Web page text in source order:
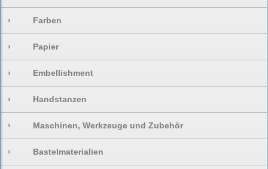
› Farben
› Papier
› Embellishment
› Handstanzen
› Maschinen, Werkzeuge und Zubehör
› Bastelmaterialien